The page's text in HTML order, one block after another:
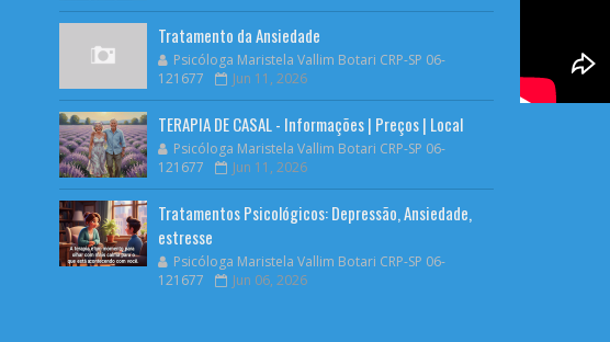
Tratamento da Ansiedade
Psicóloga Maristela Vallim Botari CRP-SP 06-
121677
Jun 11, 2026
TERAPIA DE CASAL - Informações | Preços | Local
Psicóloga Maristela Vallim Botari CRP-SP 06-
121677
Jun 11, 2026
Tratamentos Psicológicos: Depressão, Ansiedade,
estresse
Psicóloga Maristela Vallim Botari CRP-SP 06-
121677
Jun 06, 2026